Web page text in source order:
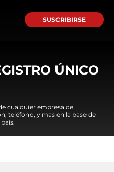
SUSCRIBIRSE
ÚNICO
cualquier empresa de
teléfono, y mas en la base de